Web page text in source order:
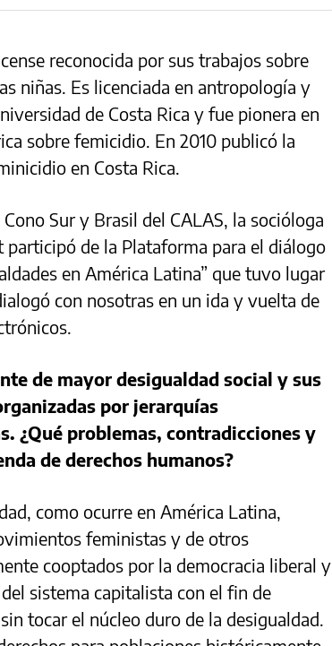
reconocida por sus trabajos sobre
niñas. Es licenciada en antropología y
de Costa Rica y fue pionera en
sobre femicidio. En 2010 publicó la
en Costa Rica.
Sur y Brasil del CALAS, la socióloga
de la Plataforma para el diálogo
en América Latina” que tuvo lugar
con nosotras en un ida y vuelta de
de mayor desigualdad social y sus
por jerarquías
¿Qué problemas, contradicciones y
de derechos humanos?
como ocurre en América Latina,
feministas y de otros
cooptados por la democracia liberal y
sistema capitalista con el fin de
tocar el núcleo duro de la desigualdad.